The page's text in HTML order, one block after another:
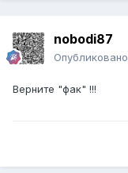
nobodi87
Опубликовано
Верните "фак" !!!